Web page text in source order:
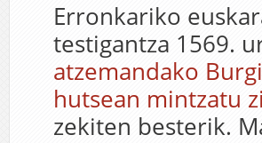
Erronkariko
testigantza 1569.
atzemandako
hutsean mintzatu
zekiten besterik.